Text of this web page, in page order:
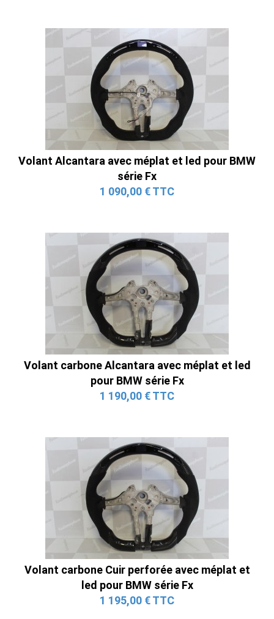
Volant Alcantara avec méplat et led pour BMW
série Fx
1 090,00 € TTC
Volant carbone Alcantara avec méplat et led
pour BMW série Fx
1 190,00 € TTC
Volant carbone Cuir perforée avec méplat et
led pour BMW série Fx
1 195,00 € TTC